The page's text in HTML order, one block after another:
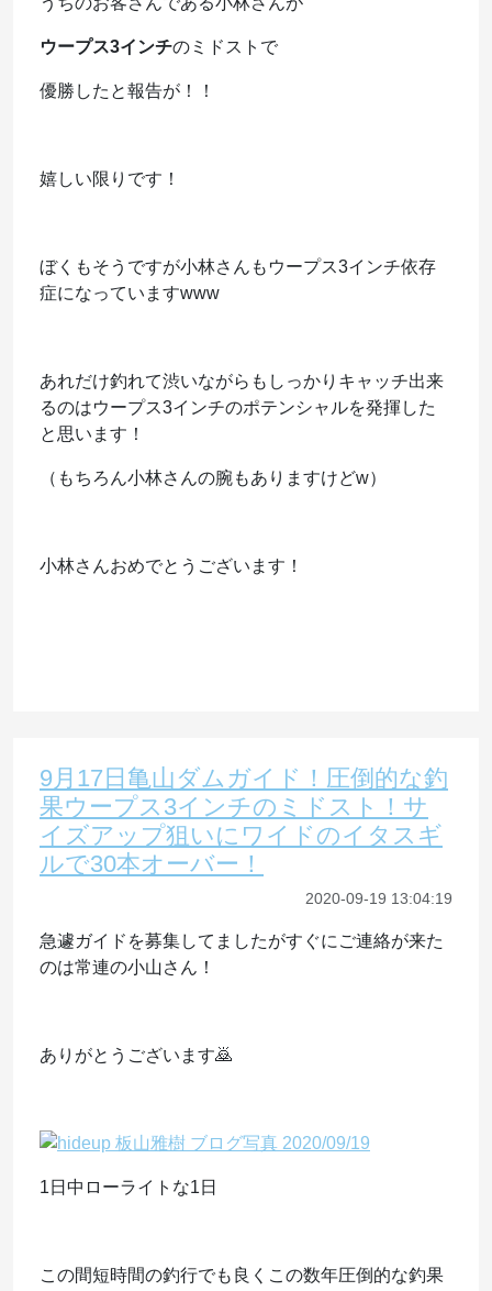
ウープス3インチのミドストで
優勝したと報告が！！
嬉しい限りです！
ぼくもそうですが小林さんもウープス3インチ依存
症になっていますwww
あれだけ釣れて渋いながらもしっかりキャッチ出来
るのはウープス3インチのポテンシャルを発揮した
と思います！
（もちろん小林さんの腕もありますけどw）
小林さんおめでとうございます！
9月17日亀山ダムガイド！圧倒的な釣
果ウープス3インチのミドスト！サ
イズアップ狙いにワイドのイタスギ
ルで30本オーバー！
2020-09-19 13:04:19
急遽ガイドを募集してましたがすぐにご連絡が来た
のは常連の小山さん！
ありがとうございます🙇
1日中ローライトな1日
この間短時間の釣行でも良くこの数年圧倒的な釣果